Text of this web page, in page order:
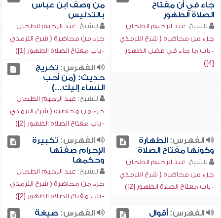
جاء في أن مفتاح
الصلاة الطهور
للشيخ: عبد الرحيم الطحان
جزء من محاضرة ( شرح الترمذي
- باب ما جاء في فضل الطهور
[4])
من وصف ابن عباس
بالتدليس
للشيخ: عبد الرحيم الطحان
جزء من محاضرة ( شرح الترمذي
- باب مفتاح الصلاة الطهور [1])
الفهرس: تخريج
حديث: (من أحب
النساء إليك...)
للشيخ: عبد الرحيم الطحان
جزء من محاضرة ( شرح الترمذي
- باب مفتاح الصلاة الطهور [2])
الفهرس:الطهارة
وكونها مفتاح الصلاة
للشيخ: عبد الرحيم الطحان
جزء من محاضرة ( شرح الترمذي
- باب مفتاح الصلاة الطهور [2])
الفهرس: تكبيرة
الإحرام صفتها
وحكمها
للشيخ: عبد الرحيم الطحان
جزء من محاضرة ( شرح الترمذي
- باب مفتاح الصلاة الطهور [2])
الفهرس:أقوال
الفهرس: صيغة